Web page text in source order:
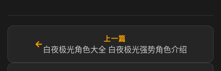
←
上一篇
白夜极光角色大全 白夜极光强势角色介绍